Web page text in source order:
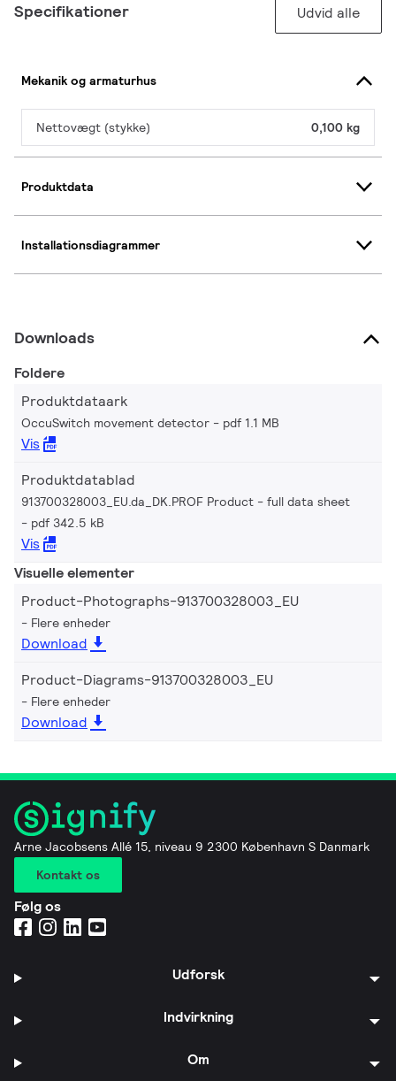
Specifikationer Udvid alle
Mekanik og armaturhus
Nettovægt (stykke) 0,100 kg
Produktdata
Installationsdiagrammer
Downloads
Foldere
Produktdataark
OccuSwitch movement detector pdf 1.1 MB
Vis
Produktdatablad
913700328003_EU.da_DK.PROF Product - full data sheet
pdf 342.5 kB
Vis
Visuelle elementer
Product-Photographs-913700328003_EU
Flere enheder
Download
Product-Diagrams-913700328003_EU
Flere enheder
Download
Arne Jacobsens Allé 15, niveau 9 2300 København S Danmark
Kontakt os
Følg os
Udforsk
Indvirkning
Om